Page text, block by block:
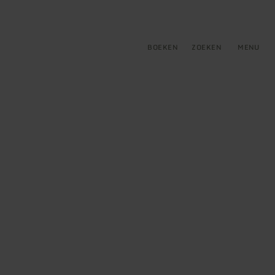
BOEKEN ZOEKEN MENU